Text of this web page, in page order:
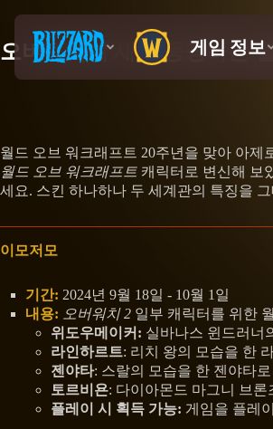
오버워치에 새로 등장하는
월드 오브 워크래프트 20주년을 맞아 아
월드 오브 워크래프트 캐릭터로 변신해 보
세요. 스킨 하나하나 두 세계관의 특징을
이모저모
기간: 2024년 9월 18일 - 10월 1일
내용: 오버워치 2 일부 캐릭터를 위한
위도우메이커: 실바나스 윈드러너
라인하르트: 리치 왕의 모습을 한
젠야타: 스랄의 모습을 한 젠야타
토르비욘: 다이아몬드 마그니 브
플레이 시 획득 가능: 게임을 플레